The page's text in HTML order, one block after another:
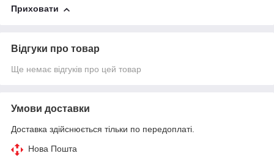
Приховати
Відгуки про товар
Ще немає відгуків про цей товар
Умови доставки
Доставка здійснюється тільки по передоплаті.
Нова Пошта